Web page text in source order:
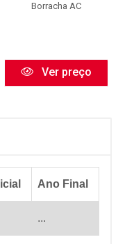
Borracha AC
Ver preço
Ano Final
...